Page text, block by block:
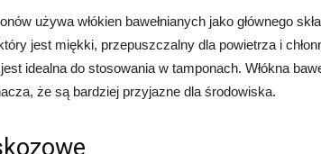
używa włókien bawełnianych jako głównego
jest miękki, przepuszczalny dla powietrza i
idealna do stosowania w tamponach. Włókna
że ​​są bardziej przyjazne dla środowiska.